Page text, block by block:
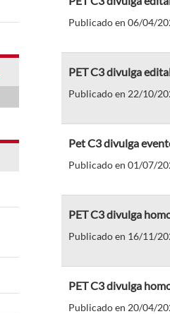
Publicado en 06/04/
PET C3 divulga
Publicado en 22/10/
Pet C3 divulga
Publicado en 01/07/
PET C3 divulga
Publicado en 16/11/
PET C3 divulga
Publicado en 20/04/